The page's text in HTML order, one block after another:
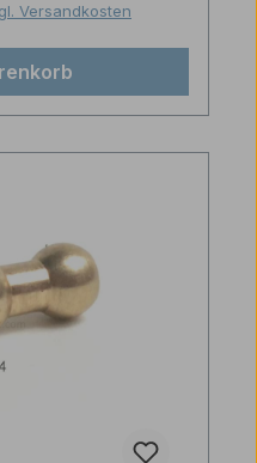
Versandkosten